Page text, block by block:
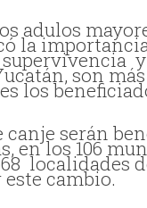
adulos
la
supervivenciay
son
los
serán
en los 106
localidades
cambio.